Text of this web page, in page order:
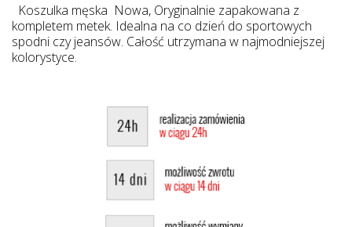
Koszulka męska Nowa, Oryginalnie zapakowana z
kompletem metek. Idealna na co dzień do sportowych
spodni czy jeansów. Całość utrzymana w najmodniejszej
kolorystyce.